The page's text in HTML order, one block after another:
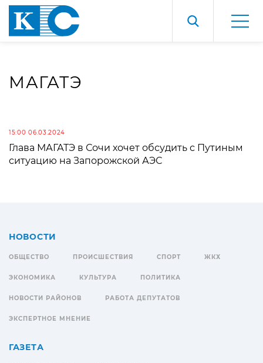
МАГАТЭ
15:00 06.03.2024
Глава МАГАТЭ в Сочи хочет обсудить с Путиным
ситуацию на Запорожской АЭС
НОВОСТИ
ОБЩЕСТВО ПРОИСШЕСТВИЯ СПОРТ ЖКХ
ЭКОНОМИКА КУЛЬТУРА ПОЛИТИКА
НОВОСТИ РАЙОНОВ РАБОТА ДЕПУТАТОВ
ЭКСПЕРТНОЕ МНЕНИЕ
ГАЗЕТА